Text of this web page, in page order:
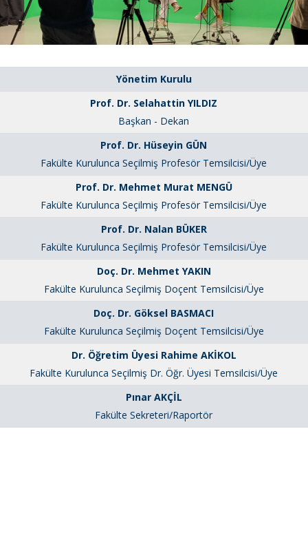
Yönetim Kurulu
Prof. Dr. Selahattin YILDIZ
Başkan - Dekan
Prof. Dr. Hüseyin GÜN
Fakülte Kurulunca Seçilmiş Profesör Temsilcisi/Üye
Prof. Dr. Mehmet Murat MENGÜ
Fakülte Kurulunca Seçilmiş Profesör Temsilcisi/Üye
Prof. Dr. Nalan BÜKER
Fakülte Kurulunca Seçilmiş Profesör Temsilcisi/Üye
Doç. Dr. Mehmet YAKIN
Fakülte Kurulunca Seçilmiş Doçent Temsilcisi/Üye
Doç. Dr. Göksel BASMACI
Fakülte Kurulunca Seçilmiş Doçent Temsilcisi/Üye
Dr. Öğretim Üyesi Rahime AKİKOL
Fakülte Kurulunca Seçilmiş Dr. Öğr. Üyesi Temsilcisi/Üye
Pınar AKÇİL
Fakülte Sekreteri/Raportör